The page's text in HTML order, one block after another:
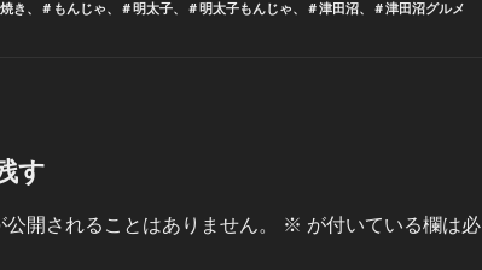
き 、 ＃もんじゃ、 ＃明太子、 ＃明太子もんじゃ、 ＃津田沼、 ＃津田沼グルメ
す
開されることはありません。 ※ が付いている欄は必